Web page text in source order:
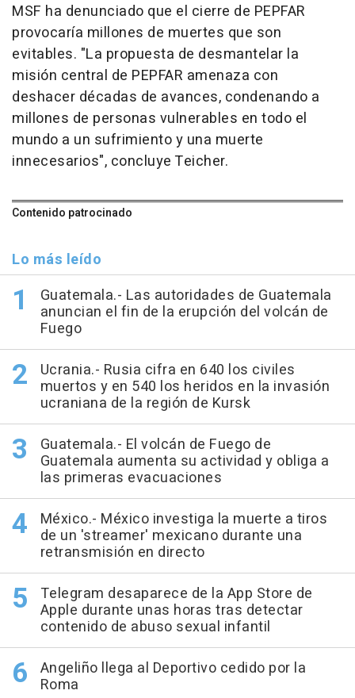
MSF ha denunciado que el cierre de PEPFAR
provocaría millones de muertes que son
evitables. "La propuesta de desmantelar la
misión central de PEPFAR amenaza con
deshacer décadas de avances, condenando a
millones de personas vulnerables en todo el
mundo a un sufrimiento y una muerte
innecesarios", concluye Teicher.
Contenido patrocinado
Lo más leído
Guatemala.- Las autoridades de Guatemala
anuncian el fin de la erupción del volcán de
Fuego
Ucrania.- Rusia cifra en 640 los civiles
muertos y en 540 los heridos en la invasión
ucraniana de la región de Kursk
Guatemala.- El volcán de Fuego de
Guatemala aumenta su actividad y obliga a
las primeras evacuaciones
México.- México investiga la muerte a tiros
de un 'streamer' mexicano durante una
retransmisión en directo
Telegram desaparece de la App Store de
Apple durante unas horas tras detectar
contenido de abuso sexual infantil
Angeliño llega al Deportivo cedido por la
Roma